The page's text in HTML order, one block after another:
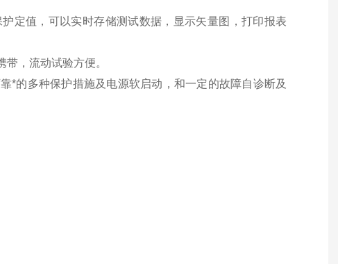
定值，可以实时存储测试数据，显示矢量图，打印报表
，流动试验方便。
*的多种保护措施及电源软启动，和一定的故障自诊断及